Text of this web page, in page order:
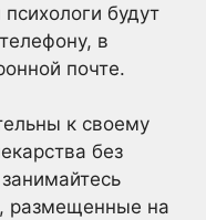
будут
в
почте.
к своему
без
размещенные на